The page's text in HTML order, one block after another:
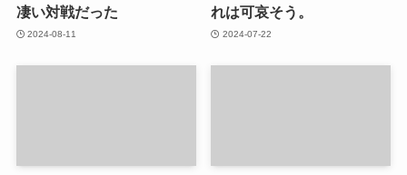
凄い対戦だった
2024-08-11
れは可哀そう。
2024-07-22